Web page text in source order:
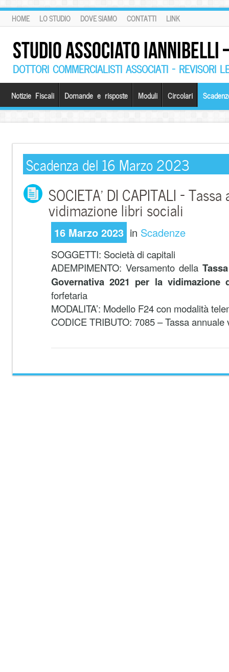
HOME LO STUDIO DOVE SIAMO CONTATTI LINK
STUDIO ASSOCIATO
DOTTORI COMMERCIALISTI ASSOCIATI – REVISORI
Notizie Fiscali Domande e risposte Moduli Circolari
Scadenza del 16 Marzo 2023
SOCIETA’ DI CAPITALI –
vidimazione libri sociali
16 Marzo 2023 in Scadenze
SOGGETTI: Società di capitali
ADEMPIMENTO: Versamento della
Governativa 2021 per la
forfetaria
MODALITA’: Modello F24 con modalità
CODICE TRIBUTO: 7085 – Tassa